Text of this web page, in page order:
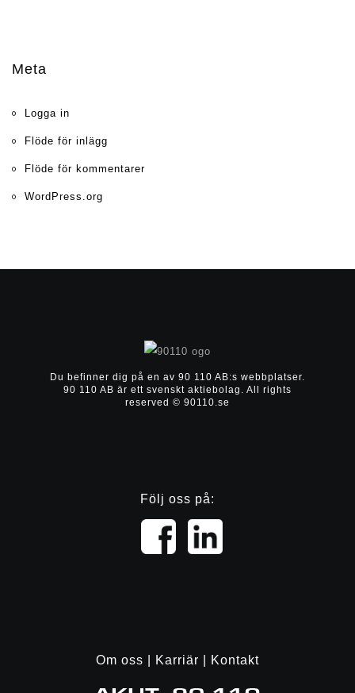
Meta
Logga in
Flöde för inlägg
Flöde för kommentarer
WordPress.org
Du befinner dig på en av 90 110 AB:s webbplatser.
90 110 AB är ett svenskt aktiebolag. All rights
reserved © 90110.se
Följ oss på:
Om oss Karriär Kontakt